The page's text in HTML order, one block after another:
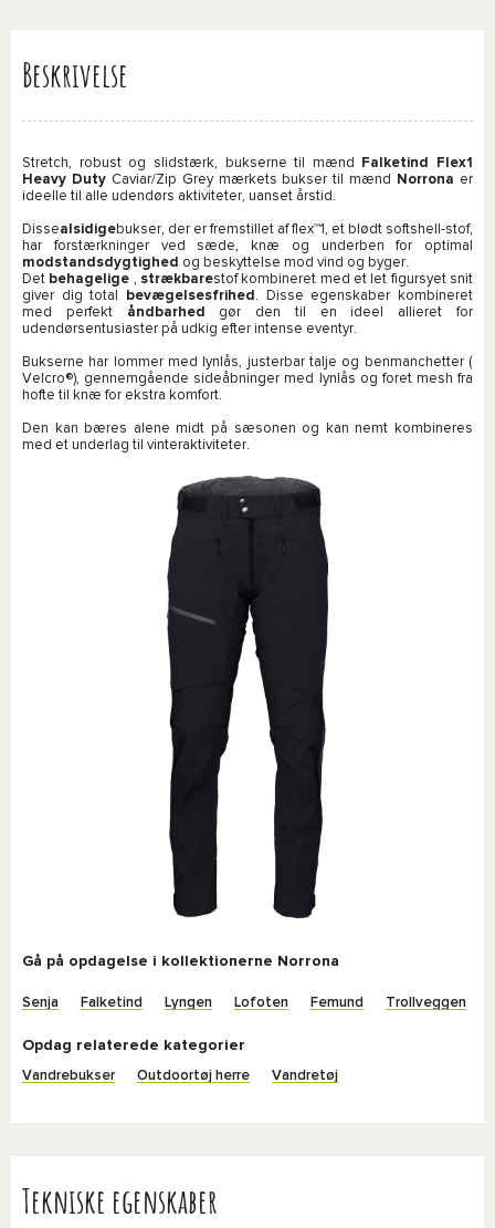
Beskrivelse
Stretch, robust og slidstærk, bukserne til mænd
Falketind Flex1
Heavy DutyCaviar/Zip Grey mærkets bukser til mænd Norrona er
ideelle til alle udendørs aktiviteter, uanset årstid.
Dissealsidigebukser, der er fremstillet af flex™1, et blødt softshell-stof,
har forstærkninger ved sæde, knæ og underben for optimal
modstandsdygtighed og beskyttelse mod vind og byger.
Det behagelige , strækbarestof kombineret med et let figursyet snit
giver dig total
bevægelsesfrihed . Disse egenskaber kombineret
med perfekt
åndbarhed
gør den til en ideel allieret for
udendørsentusiaster på udkig efter intense eventyr.
Bukserne har lommer med lynlås, justerbar talje og benmanchetter (
Velcro®), gennemgående sideåbninger med lynlås og foret mesh fra
hofte til knæ for ekstra komfort.
Den kan bæres alene midt på sæsonen og kan nemt kombineres
med et underlag til vinteraktiviteter.
Gå på opdagelse i kollektionerne Norrona
Senja Falketind Lyngen Lofoten Femund Trollveggen
Opdag relaterede kategorier
Vandrebukser Outdoortøj herre Vandretøj
Tekniske egenskaber